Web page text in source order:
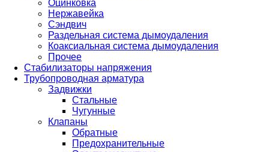
Оцинковка
Нержавейка
Сэндвич
Раздельная система дымоудаления
Коаксиальная система дымоудаления
Прочее
Стабилизаторы напряжения
Трубопроводная арматура
Задвижки
Стальные
Чугунные
Клапаны
Обратные
Предохранительные